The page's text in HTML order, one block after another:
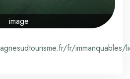
image
fr/immanquables/